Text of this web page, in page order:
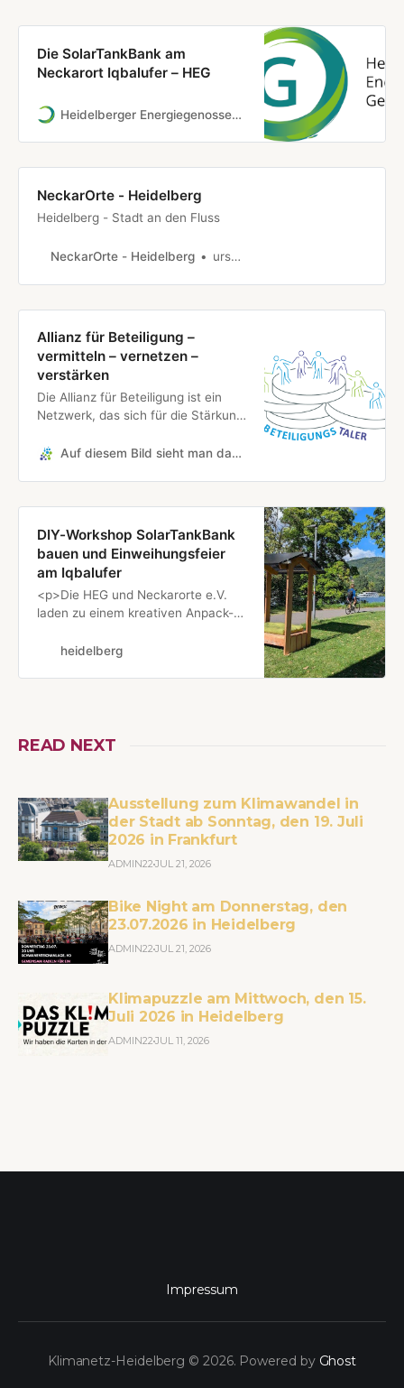
Die SolarTankBank am
Neckarort Iqbalufer – HEG
Heidelberger Energiegenossenschaft
NeckarOrte - Heidelberg
Heidelberg - Stadt an den Fluss
NeckarOrte - Heidelberg ursula rimbach
Allianz für Beteiligung –
vermitteln – vernetzen –
verstärken
Die Allianz für Beteiligung ist ein
Netzwerk, das sich für die Stärkung
Bürgerbeteiligung in Baden-
Auf diesem Bild sieht man das Logo des Projekts Wahlkreistage! Bürger und Politik im Gespräch umrahmt von einem Kreis an bunten Punkten, die die Umrisse des Lands Baden-Württemberg abbilden.
DIY-Workshop SolarTankBank
bauen und Einweihungsfeier
am Iqbalufer
<p>Die HEG und Neckarorte e.V.
laden zu einem kreativen Anpack-
ein: Am 18. Oktober kannst du
zuhause aufbauen kannst.</p>
heidelberg
READ NEXT
Ausstellung zum Klimawandel in
der Stadt ab Sonntag, den 19. Juli
2026 in Frankfurt
ADMIN22 JUL 21, 2026
Bike Night am Donnerstag, den
23.07.2026 in Heidelberg
ADMIN22 JUL 21, 2026
Klimapuzzle am Mittwoch, den 15.
Juli 2026 in Heidelberg
ADMIN22 JUL 11, 2026
Impressum
Klimanetz-Heidelberg © 2026. Powered by Ghost